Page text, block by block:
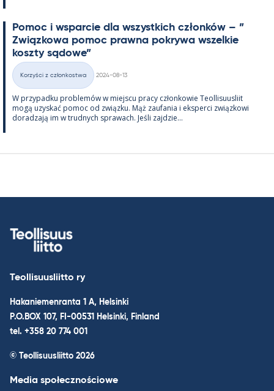
Po­moc i ws­parcie dla wszyst­kich członków – ”
Związ­kowa po­moc prawna pok­rywa wszel­kie
koszty są­dowe”
Kategorie
Korzyści z członkostwa
2024-08-13
W przy­padku problemów w miejscu pracy człon­kowie Teol­li­suus­liit
mogą uzys­kać po­moc od związku. Mąż zau­fa­nia i eks­perci związ­kowi
do­radzają im w trud­nych sprawach. Jeśli zajdzie...
Teollisuusliitto ry
Hakaniemenranta 1 A, Helsinki
P.O.BOX 107, FI-00531 Helsinki, Finland
tel. +358 20 774 001
© Teollisuusliitto 2026
Media społecznościowe